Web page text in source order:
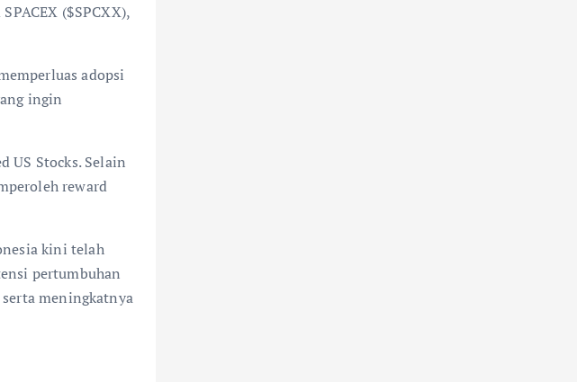
($SPCXX),
adopsi
ingin
US Stocks. Selain
reward
kini telah
pertumbuhan
meningkatnya